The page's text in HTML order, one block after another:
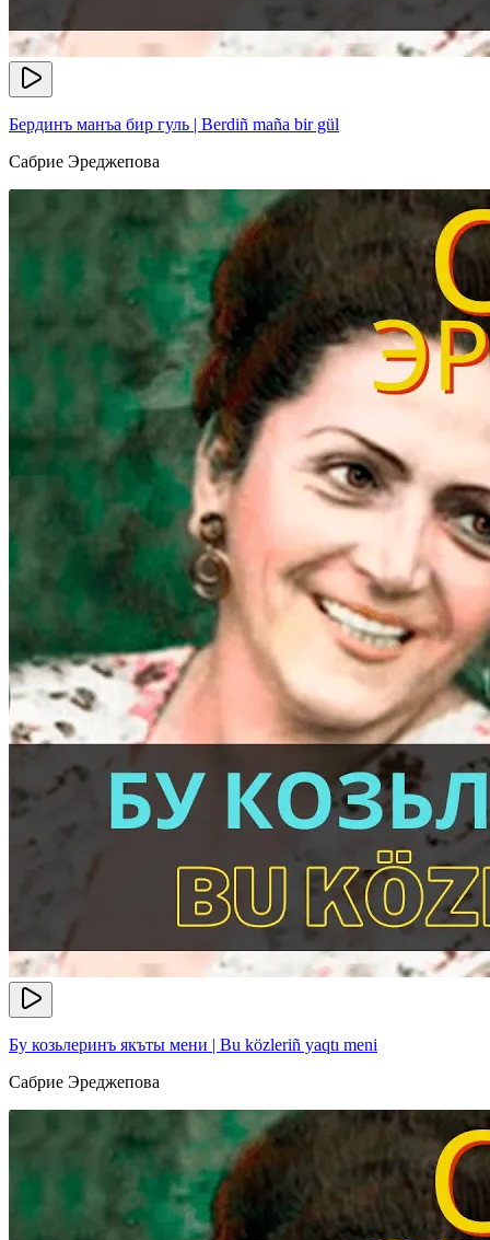
Бердинъ манъа бир гуль | Berdiñ maña bir gül
Сабрие Эреджепова
Бу козьлеринъ якъты мени | Bu közleriñ yaqtı meni
Сабрие Эреджепова